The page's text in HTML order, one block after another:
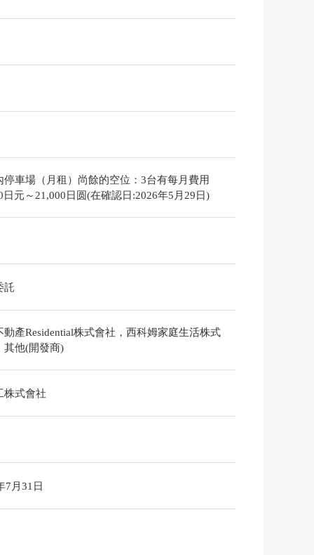
停車場（月租）尚餘的空位：3台有每月費用
日元～21,000日圆(在確認日:2026年5月29日)
託
動產Residential株式會社，西科姆家庭生活株式
其他(開發商)
株式會社
7月31日